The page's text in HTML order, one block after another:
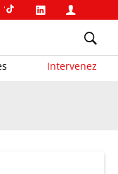
Intervenez